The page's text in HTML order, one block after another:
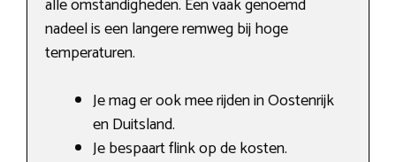
alle omstandigheden. Een vaak genoemd
nadeel is een langere remweg bij hoge
temperaturen.
Je mag er ook mee rijden in Oostenrijk
en Duitsland.
Je bespaart flink op de kosten.